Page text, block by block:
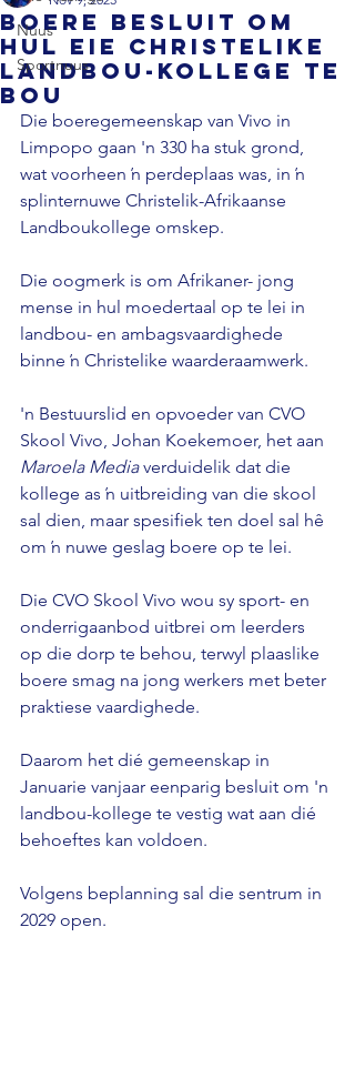
Nuus
Sportnuus
Boere besluit om
hul eie Christelike
landbou-kollege te
bou
Die boeregemeenskap van Vivo in
Limpopo gaan 'n 330 ha stuk grond,
wat voorheen ŉ perdeplaas was, in ŉ
splinternuwe Christelik-Afrikaanse
Landboukollege omskep.
Die oogmerk is om Afrikaner- jong
mense in hul moedertaal op te lei in
landbou- en ambagsvaardighede
binne ŉ Christelike waarderaamwerk.
'n Bestuurslid en opvoeder van CVO
Skool Vivo, Johan Koekemoer, het aan
Maroela Media verduidelik dat die
kollege as ŉ uitbreiding van die skool
sal dien, maar spesifiek ten doel sal hê
om ŉ nuwe geslag boere op te lei.
Die CVO Skool Vivo wou sy sport- en
onderrigaanbod uitbrei om leerders
op die dorp te behou, terwyl plaaslike
boere smag na jong werkers met beter
praktiese vaardighede.
Daarom het dié gemeenskap in
Januarie vanjaar eenparig besluit om 'n
landbou-kollege te vestig wat aan dié
behoeftes kan voldoen.
Volgens beplanning sal die sentrum in
2029 open.